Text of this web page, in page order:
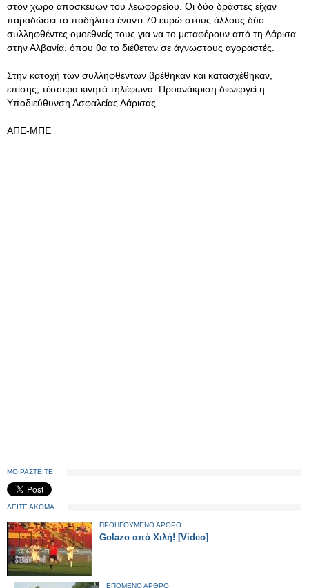
στον χώρο αποσκευών του λεωφορείου. Οι δύο δράστες είχαν
παραδώσει το ποδήλατο έναντι 70 ευρώ στους άλλους δύο
συλληφθέντες ομοεθνείς τους για να το μεταφέρουν από τη Λάρισα
στην Αλβανία, όπου θα το διέθεταν σε άγνωστους αγοραστές.
Στην κατοχή των συλληφθέντων βρέθηκαν και κατασχέθηκαν,
επίσης, τέσσερα κινητά τηλέφωνα. Προανάκριση διενεργεί η
Υποδιεύθυνση Ασφαλείας Λάρισας.
ΑΠΕ-ΜΠΕ
ΜΟΙΡΑΣΤΕΙΤΕ
ΔΕΙΤΕ ΑΚΟΜΑ
ΠΡΟΗΓΟΥΜΕΝΟ ΑΡΘΡΟ
Golazo από Χιλή! [Video]
ΕΠΟΜΕΝΟ ΑΡΘΡΟ